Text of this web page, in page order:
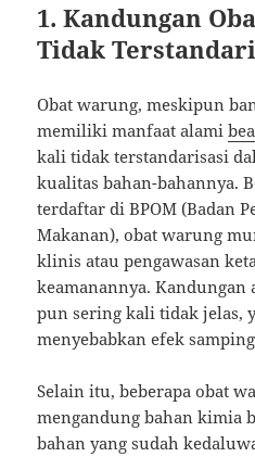
1.Kandungan
Tidak
Obat warung, meskipun
memiliki manfaat alami
kali tidak terstandarisasi
kualitas bahan-bahannya.
terdaftar di BPOM (Badan
Makanan), obat warung
klinis atau pengawasan
keamanannya.
pun sering kali tidak jelas,
menyebabkan efek
Selain itu, beberapa obat
mengandung bahan kimia
bahan yang sudah